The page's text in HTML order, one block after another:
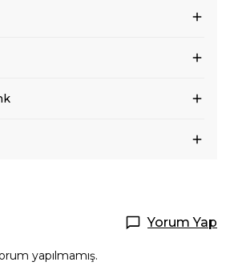
Yorum Yap
yapılmamış.